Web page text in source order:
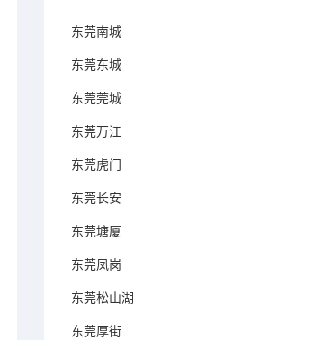
东莞南城
东莞东城
东莞莞城
东莞万江
东莞虎门
东莞长安
东莞塘厦
东莞凤岗
东莞松山湖
东莞厚街